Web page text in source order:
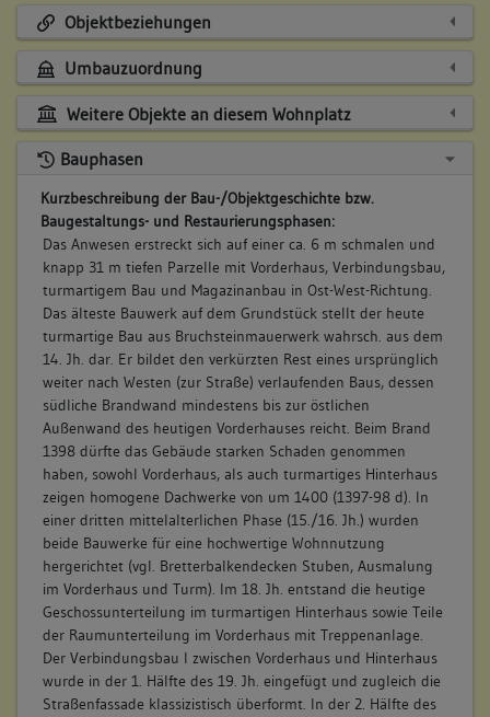
Objektbeziehungen
Umbauzuordnung
Weitere Objekte an diesem Wohnplatz
Bauphasen
Kurzbeschreibung der Bau-/Objektgeschichte bzw.
Baugestaltungs- und Restaurierungsphasen:
Das Anwesen erstreckt sich auf einer ca. 6 m schmalen und
knapp 31 m tiefen Parzelle mit Vorderhaus, Verbindungsbau,
turmartigem Bau und Magazinanbau in Ost-West-Richtung.
Das älteste Bauwerk auf dem Grundstück stellt der heute
turmartige Bau aus Bruchsteinmauerwerk wahrsch. aus dem
14. Jh. dar. Er bildet den verkürzten Rest eines ursprünglich
weiter nach Westen (zur Straße) verlaufenden Baus, dessen
südliche Brandwand mindestens bis zur östlichen
Außenwand des heutigen Vorderhauses reicht. Beim Brand
1398 dürfte das Gebäude starken Schaden genommen
haben, sowohl Vorderhaus, als auch turmartiges Hinterhaus
zeigen homogene Dachwerke von um 1400 (1397-98 d). In
einer dritten mittelalterlichen Phase (15./16. Jh.) wurden
beide Bauwerke für eine hochwertige Wohnnutzung
hergerichtet (vgl. Bretterbalkendecken Stuben, Ausmalung
im Vorderhaus und Turm). Im 18. Jh. entstand die heutige
Geschossunterteilung im turmartigen Hinterhaus sowie Teile
der Raumunterteilung im Vorderhaus mit Treppenanlage.
Der Verbindungsbau I zwischen Vorderhaus und Hinterhaus
wurde in der 1. Hälfte des 19. Jh. eingefügt und zugleich die
Straßenfassade klassizistisch überformt. In der 2. Hälfte des